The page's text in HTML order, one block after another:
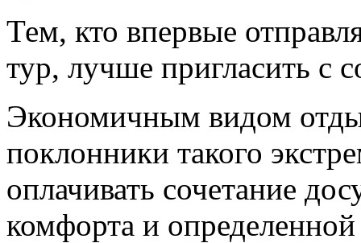
Тем, кто впервые
тур, лучше пригласить с
Экономичным видом
поклонники такого
оплачивать сочетание
комфорта и